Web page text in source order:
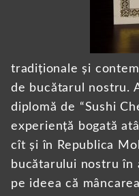
tradiționale și
de bucătarul nostru.
diplomă de “Sushi
experiență bogată
cît și în Republica
bucătarului nostru în
pe ideea că